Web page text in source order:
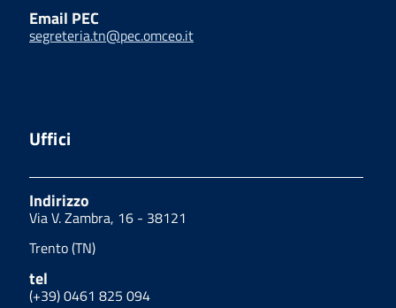
Email PEC
segreteria.tn@pec.omceo.it
Uffici
Indirizzo
Via V. Zambra, 16 - 38121
Trento (TN)
tel
(+39) 0461 825 094